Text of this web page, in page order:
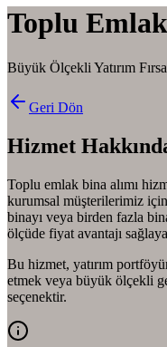
Toplu
Büyük Ölçekli Yatırım
Geri Dön
Hizmet
Toplu emlak bina alımı
kurumsal müşterilerimiz
binayı veya birden fazla
ölçüde fiyat avantajı
Bu hizmet, yatırım
etmek veya büyük ölçekli
seçenektir.